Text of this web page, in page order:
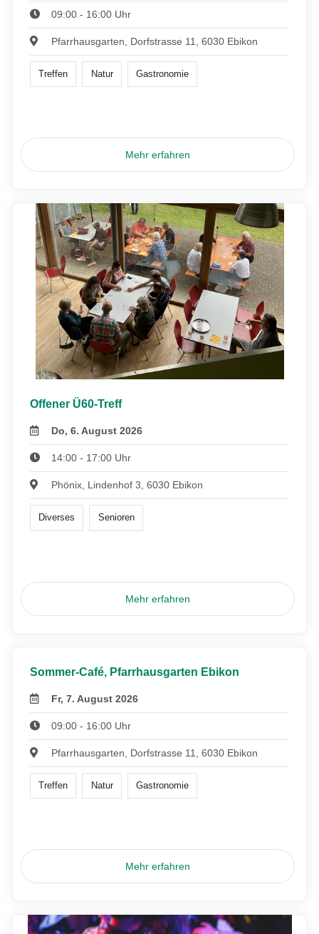
09:00 - 16:00 Uhr
Pfarrhausgarten, Dorfstrasse 11, 6030 Ebikon
Treffen Natur Gastronomie
Mehr erfahren
Offener Ü60-Treff
Do, 6. August 2026
14:00 - 17:00 Uhr
Phönix, Lindenhof 3, 6030 Ebikon
Diverses Senioren
Mehr erfahren
Sommer-Café, Pfarrhausgarten Ebikon
Fr, 7. August 2026
09:00 - 16:00 Uhr
Pfarrhausgarten, Dorfstrasse 11, 6030 Ebikon
Treffen Natur Gastronomie
Mehr erfahren